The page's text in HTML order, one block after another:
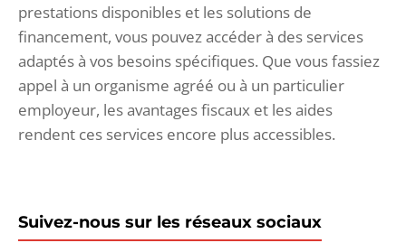
prestations disponibles et les solutions de
financement, vous pouvez accéder à des services
adaptés à vos besoins spécifiques. Que vous fassiez
appel à un organisme agréé ou à un particulier
employeur, les avantages fiscaux et les aides
rendent ces services encore plus accessibles.
Suivez-nous sur les réseaux sociaux